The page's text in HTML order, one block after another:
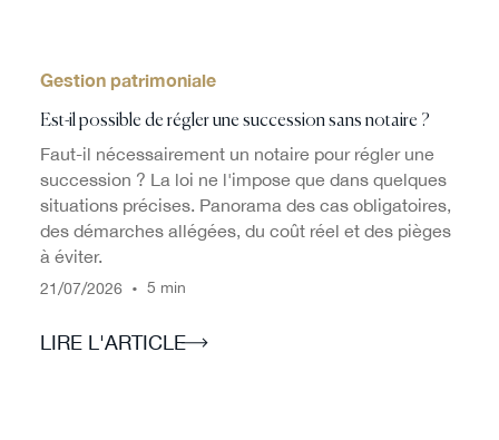
Gestion patrimoniale
Est-il possible de régler une succession sans notaire ?
Faut-il nécessairement un notaire pour régler une
succession ? La loi ne l'impose que dans quelques
situations précises. Panorama des cas obligatoires,
des démarches allégées, du coût réel et des pièges
à éviter.
21/07/2026 • 5 min
LIRE L'ARTICLE